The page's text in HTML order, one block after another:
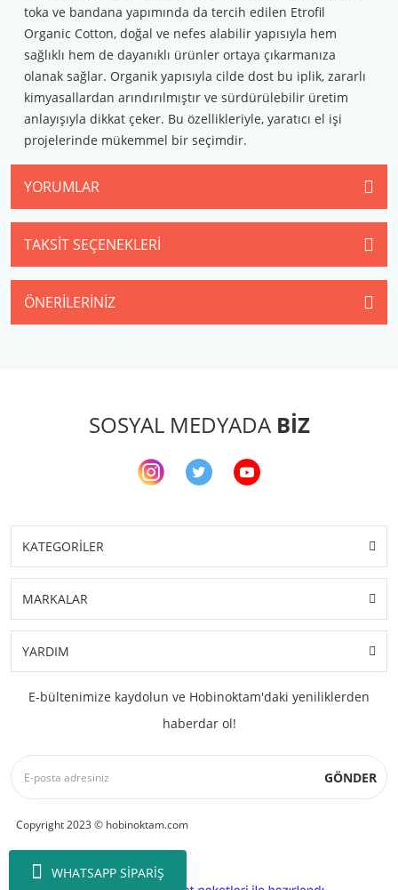
WHATSAPP SİPARİŞ
toka ve bandana yapımında da tercih edilen Etrofil
Organic Cotton, doğal ve nefes alabilir yapısıyla hem
sağlıklı hem de dayanıklı ürünler ortaya çıkarmanıza
olanak sağlar. Organik yapısıyla cilde dost bu iplik, zararlı
kimyasallardan arındırılmıştır ve sürdürülebilir üretim
anlayışıyla dikkat çeker. Bu özellikleriyle, yaratıcı el işi
projelerinde mükemmel bir seçimdir.
YORUMLAR
TAKSIT SEÇENEKLERI
ÖNERILERINIZ
SOSYAL MEDYADA BİZ
KATEGORİLER
MARKALAR
YARDIM
E-bültenimize kaydolun ve Hobinoktam'daki yeniliklerden
haberdar ol!
GÖNDER
Copyright 2023 © hobinoktam.com